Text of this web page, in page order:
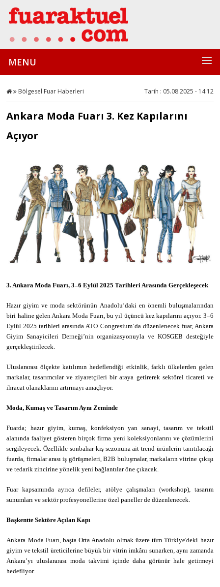
MENU
Bölgesel Fuar Haberleri Tarih : 05.08.2025 - 14:12
Ankara Moda Fuarı 3. Kez Kapılarını
Açıyor
3. Ankara Moda Fuarı, 3–6 Eylül 2025 Tarihleri Arasında Gerçekleşecek
Hazır giyim ve moda sektörünün Anadolu’daki en önemli buluşmalarından
biri haline gelen Ankara Moda Fuarı, bu yıl üçüncü kez kapılarını açıyor. 3–6
Eylül 2025 tarihleri arasında ATO Congresium’da düzenlenecek fuar, Ankara
Giyim Sanayicileri Derneği’nin organizasyonuyla ve KOSGEB desteğiyle
gerçekleştirilecek.
Uluslararası ölçekte katılımın hedeflendiği etkinlik, farklı ülkelerden gelen
markalar, tasarımcılar ve ziyaretçileri bir araya getirerek sektörel ticareti ve
ihracat olanaklarını artırmayı amaçlıyor.
Moda, Kumaş ve Tasarım Aynı Zeminde
Fuarda; hazır giyim, kumaş, konfeksiyon yan sanayi, tasarım ve tekstil
alanında faaliyet gösteren birçok firma yeni koleksiyonlarını ve çözümlerini
sergileyecek. Özellikle sonbahar-kış sezonuna ait trend ürünlerin tanıtılacağı
fuarda, firmalar arası iş görüşmeleri, B2B buluşmalar, markaların vitrine çıkışı
ve tedarik zincirine yönelik yeni bağlantılar öne çıkacak.
Fuar kapsamında ayrıca defileler, atölye çalışmaları (workshop), tasarım
sunumları ve sektör profesyonellerine özel paneller de düzenlenecek.
Başkentte Sektöre Açılan Kapı
Ankara Moda Fuarı, başta Orta Anadolu olmak üzere tüm Türkiye'deki hazır
giyim ve tekstil üreticilerine büyük bir vitrin imkânı sunarken, aynı zamanda
Ankara’yı uluslararası moda takvimi içinde daha görünür hale getirmeyi
hedefliyor.